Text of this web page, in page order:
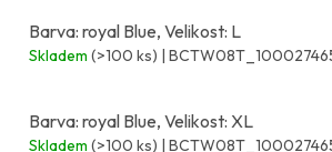
Barva: royal Blue, Velikost: L
Skladem (>100 ks) |
Barva: royal Blue, Velikost: XL
Skladem (>100 ks) |